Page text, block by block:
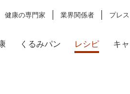
健康の専門家 業界関係者 プレス
くるみパン レシピ キ